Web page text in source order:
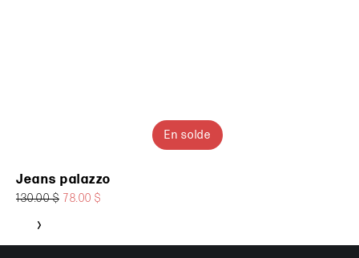
En solde
Jeans palazzo
130.00 $ 78.00 $